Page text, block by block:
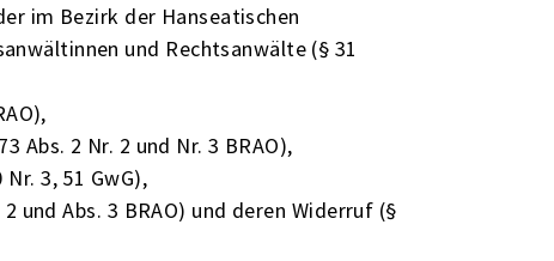
im Bezirk der Hanseatischen
und Rechtsanwälte (§ 31
Abs. 2 Nr. 2 und Nr. 3 BRAO),
3, 51 GwG),
und Abs. 3 BRAO) und deren Widerruf (§